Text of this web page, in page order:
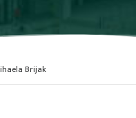
Brijak